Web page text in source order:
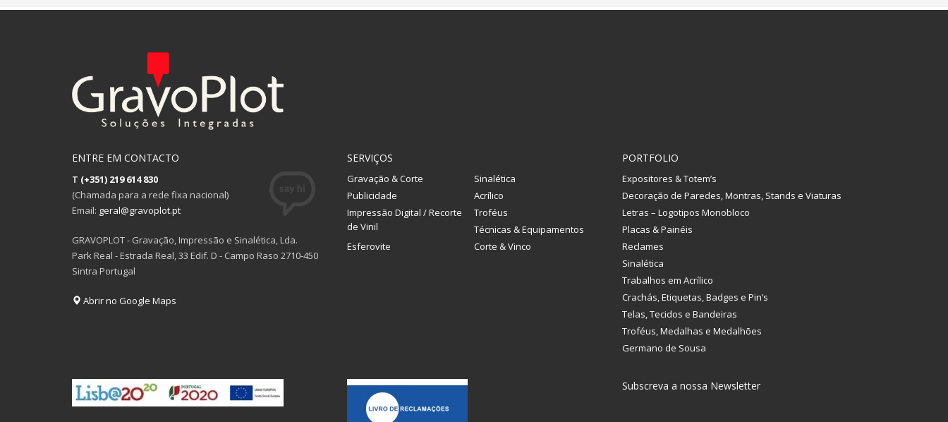
ENTRE EM CONTACTO
T (+351) 219 614 830
(Chamada para a rede fixa nacional)
Email: geral@gravoplot.pt
GRAVOPLOT - Gravação, Impressão e Sinalética, Lda.
Park Real - Estrada Real, 33 Edif. D - Campo Raso 2710-450
Sintra Portugal
Abrir no Google Maps
SERVIÇOS
Gravação & Corte
Sinalética
Publicidade
Acrílico
Impressão Digital / Recorte
de Vinil
Troféus
Técnicas & Equipamentos
Esferovite
Corte & Vinco
PORTFOLIO
Expositores & Totem’s
Decoração de Paredes, Montras, Stands e Viaturas
Letras – Logotipos Monobloco
Placas & Painéis
Reclames
Sinalética
Trabalhos em Acrílico
Crachás, Etiquetas, Badges e Pin’s
Telas, Tecidos e Bandeiras
Troféus, Medalhas e Medalhões
Germano de Sousa
Subscreva a nossa Newsletter